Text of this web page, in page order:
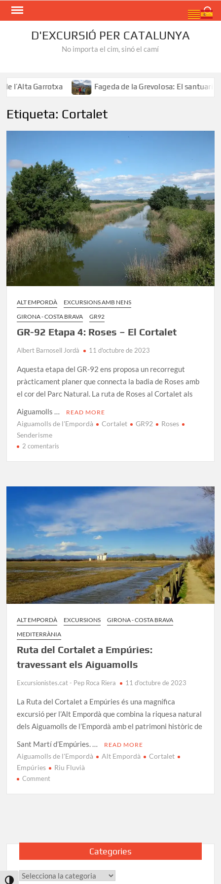
Skip
D'EXCURSIÓ PER CATALUNYA
No importa el cim, sinó el camí
Garrotxa Fageda de la Grevolosa: El santuari dels
Etiqueta: Cortalet
ALT EMPORDÀ
EXCURSIONS AMB NENS
GIRONA - COSTA BRAVA
GR92
GR-92 Etapa 4: Roses – El Cortalet
Albert Barnosell Jordà 11 d'octubre de 2023
Aquesta etapa del GR-92 ens proposa un recorregut
pràcticament planer que connecta la badia de Roses amb
el cor del Parc Natural. La ruta de Roses al Cortalet als
Aiguamolls …
READ MORE
Aiguamolls de l'Empordà Cortalet GR92
Roses
Senderisme
2 comentaris
4:
Roses
–
El
Cortalet
ALT EMPORDÀ EXCURSIONS
GIRONA - COSTA BRAVA
MEDITERRÀNIA
Ruta del Cortalet a Empúries:
travessant els Aiguamolls
Excursionistes.cat - Pep Roca Riera 11 d'octubre de 2023
La Ruta del Cortalet a Empúries és una magnífica
excursió per l’Alt Empordà que combina la riquesa natural
dels Aiguamolls de l’Empordà amb el patrimoni històric de
Sant Martí d’Empúries. …
READ MORE
Aiguamolls de l'Empordà Alt Empordà
Cortalet
Empúries
Riu Fluvià
Commenton
travessant
Categories
Categories